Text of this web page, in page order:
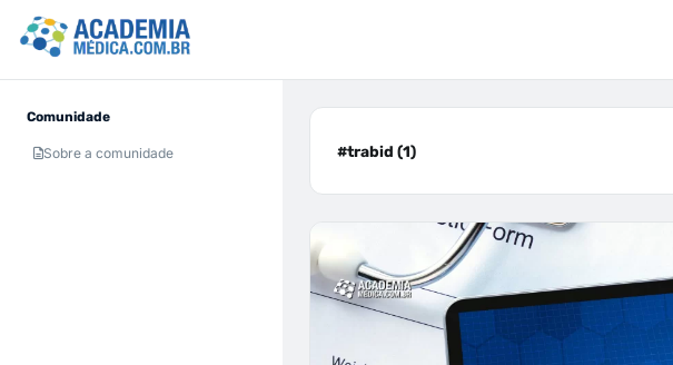
Comunidade
Sobre a comunidade #trabid (1)